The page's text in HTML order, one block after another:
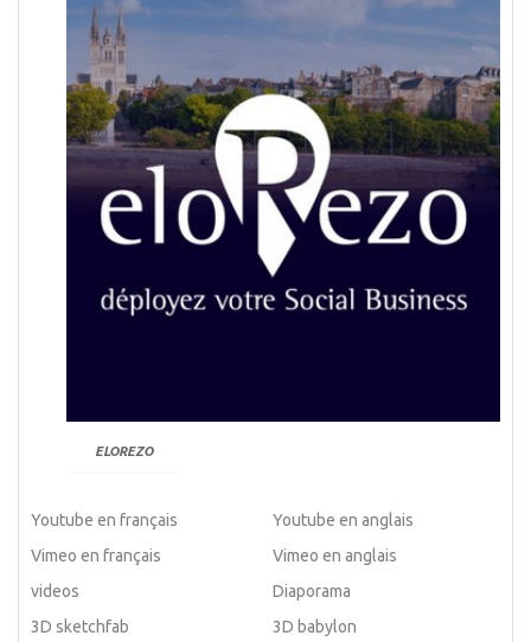
ELOREZO
Youtube en français
Youtube en anglais
Vimeo en français
Vimeo en anglais
videos
Diaporama
3D sketchfab
3D babylon